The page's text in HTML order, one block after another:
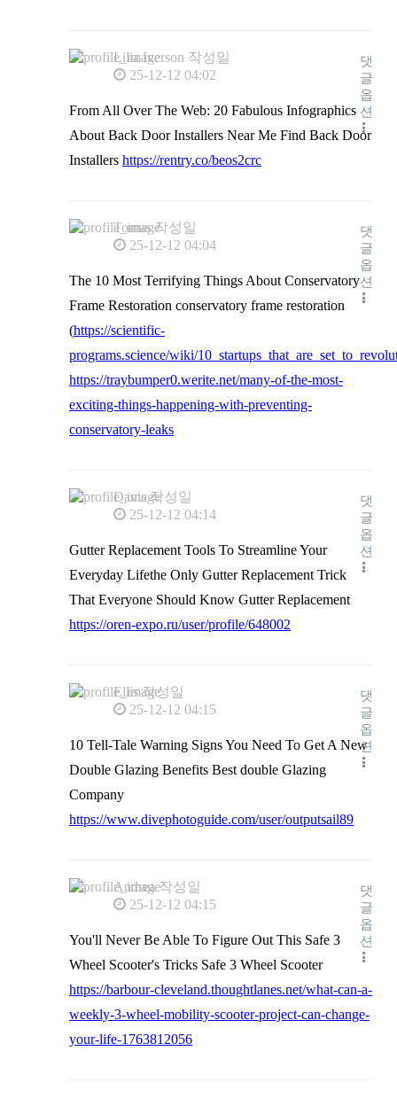
Lilia Iverson 작성일
25-12-12 04:02
From All Over The Web: 20 Fabulous Infographics
About Back Door Installers Near Me Find Back Door
Installers https://rentry.co/beos2crc
댓
글
옵
션
Tomas 작성일
25-12-12 04:04
The 10 Most Terrifying Things About Conservatory
Frame Restoration conservatory frame restoration
(https://scientific-
programs.science/wiki/
https://traybumper0.werite.net/many-of-the-most-
exciting-things-happening-with-preventing-
conservatory-leaks
댓
글
옵
션
Davis 작성일
25-12-12 04:14
Gutter Replacement Tools To Streamline Your
Everyday Lifethe Only Gutter Replacement Trick
That Everyone Should Know Gutter Replacement
https://oren-expo.ru/user/profile/648002
댓
글
옵
션
Ellis 작성일
25-12-12 04:15
10 Tell-Tale Warning Signs You Need To Get A New
Double Glazing Benefits Best double Glazing
Company
https://www.divephotoguide.com/user/outputsail89
댓
글
옵
션
Andrea 작성일
25-12-12 04:15
You'll Never Be Able To Figure Out This Safe 3
Wheel Scooter's Tricks Safe 3 Wheel Scooter
https://barbour-cleveland.thoughtlanes.net/what-can-a-
weekly-3-wheel-mobility-scooter-project-can-change-
your-life-1763812056
댓
글
옵
션